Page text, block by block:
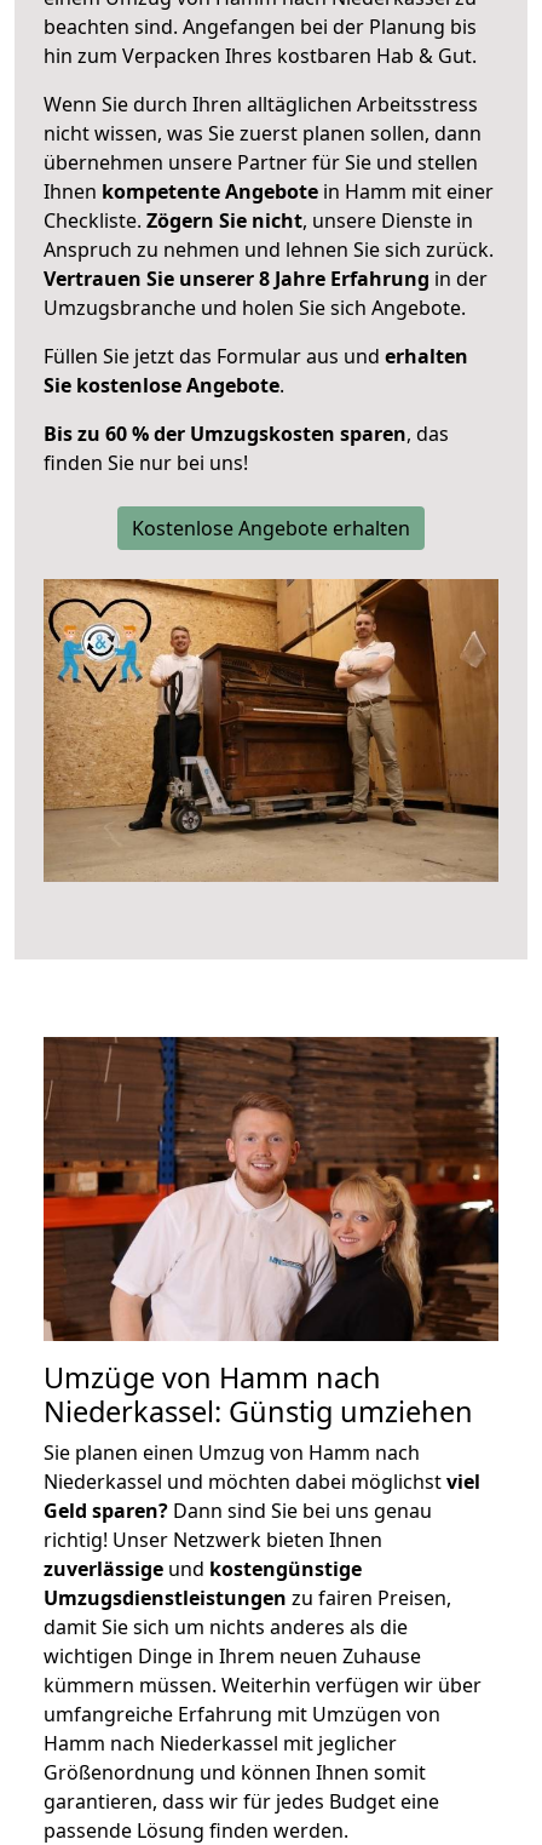
beachten sind. Angefangen bei der Planung bis
hin zum Verpacken Ihres kostbaren Hab & Gut.
Wenn Sie durch Ihren alltäglichen Arbeitsstress
nicht wissen, was Sie zuerst planen sollen, dann
übernehmen unsere Partner für Sie und stellen
Ihnen kompetente Angebote in Hamm mit einer
Checkliste. Zögern Sie nicht, unsere Dienste in
Anspruch zu nehmen und lehnen Sie sich zurück.
Vertrauen Sie unserer 8 Jahre Erfahrung in der
Umzugsbranche und holen Sie sich Angebote.
Füllen Sie jetzt das Formular aus und erhalten
Sie kostenlose Angebote.
Bis zu 60 % der Umzugskosten sparen, das
finden Sie nur bei uns!
Kostenlose Angebote erhalten
Umzüge von Hamm nach
Niederkassel: Günstig umziehen
Sie planen einen Umzug von Hamm nach
Niederkassel und möchten dabei möglichstviel
Geld sparen? Dann sind Sie bei uns genau
richtig! Unser Netzwerk bieten Ihnen
zuverlässige und kostengünstige
Umzugsdienstleistungen zu fairen Preisen,
damit Sie sich um nichts anderes als die
wichtigen Dinge in Ihrem neuen Zuhause
kümmern müssen. Weiterhin verfügen wir über
umfangreiche Erfahrung mit Umzügen von
Hamm nach Niederkassel mit jeglicher
Größenordnung und können Ihnen somit
garantieren, dass wir für jedes Budget eine
passende Lösung finden werden.